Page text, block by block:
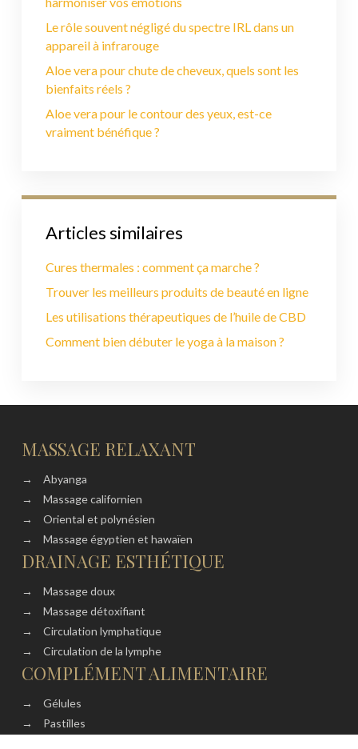
Le rôle souvent négligé du spectre IRL dans un
appareil à infrarouge
Aloe vera pour chute de cheveux, quels sont les
bienfaits réels ?
Aloe vera pour le contour des yeux, est-ce
vraiment bénéfique ?
Articles similaires
Cures thermales : comment ça marche ?
Trouver les meilleurs produits de beauté en ligne
Les utilisations thérapeutiques de l’huile de CBD
Comment bien débuter le yoga à la maison ?
MASSAGE RELAXANT
→
Abyanga
→
Massage californien
→
Oriental et polynésien
→
Massage égyptien et hawaïen
DRAINAGE ESTHÉTIQUE
→
Massage doux
→
Massage détoxifiant
→
Circulation lymphatique
→
Circulation de la lymphe
COMPLÉMENT ALIMENTAIRE
→
Gélules
→
Pastilles